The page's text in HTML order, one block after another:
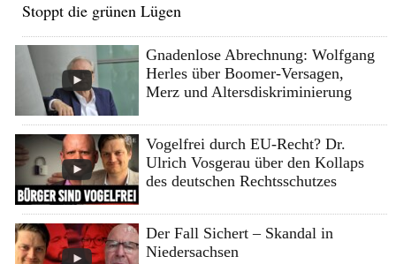
Stoppt die grünen Lügen
Gnadenlose Abrechnung: Wolfgang
Herles über Boomer-Versagen,
Merz und Altersdiskriminierung
Vogelfrei durch EU-Recht? Dr.
Ulrich Vosgerau über den Kollaps
des deutschen Rechtsschutzes
Der Fall Sichert – Skandal in
Niedersachsen